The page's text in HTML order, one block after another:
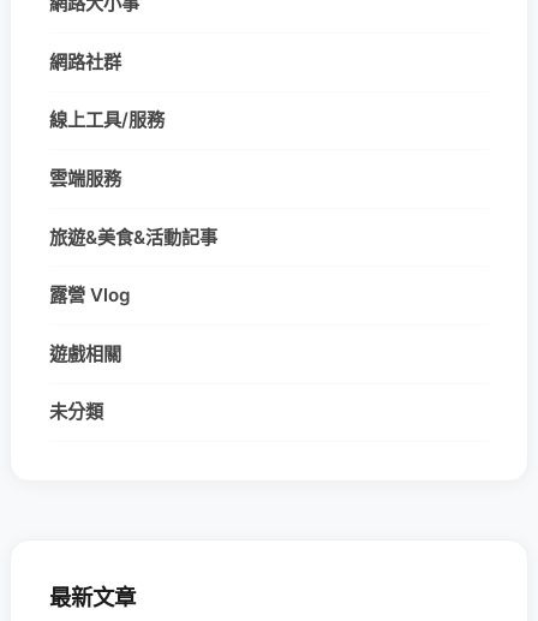
網路社群
線上工具/服務
雲端服務
旅遊&美食&活動記事
露營 Vlog
遊戲相關
未分類
最新文章